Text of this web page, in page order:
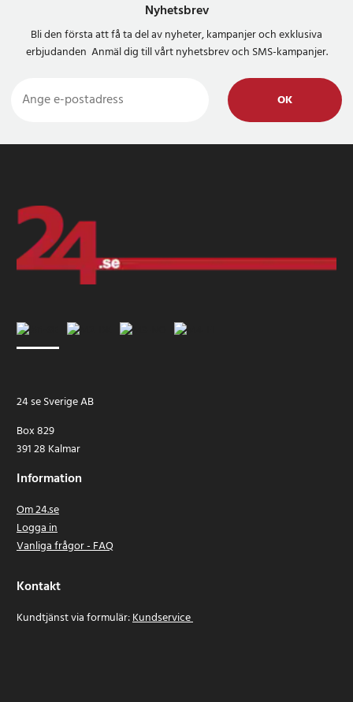
Nyhetsbrev
Bli den första att få ta del av nyheter, kampanjer och exklusiva
erbjudanden Anmäl dig till vårt nyhetsbrev och SMS-kampanjer.
OK
24 se Sverige AB
Box 829
391 28 Kalmar
Information
Om 24.se
Logga in
Vanliga frågor - FAQ
Kontakt
Kundtjänst via formulär:Kundservice